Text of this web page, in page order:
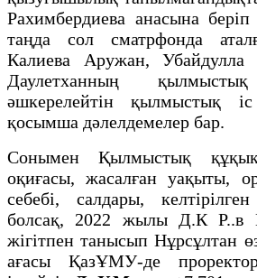
Рахимбердиева анасына беріп
таңда сол сматрфонда
Калиева Аружан, Убайдулла
Даулетханның қылмыстық
әшкерелейтін қылмыстық іс
қосымша дәлелдемелер бар.
Сонымен Қылмыстық
оқиғасы, жасалған уақыты,
себебі, салдары,
болсақ, 2022 жылы Д.К Р..в
жігітпен танысып Нұрсұлтан
ағасы ҚазҰМУ-де